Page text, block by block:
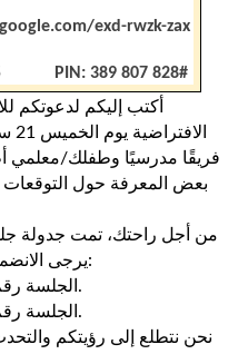
exd-rwzk-zax
PIN: ‪389 807 828‬#
أكتب إليكم لدعوتكم
من أجل راحتك، تمت جدولة
يرجى الانضمام إلى الجلسة الأكثر ملاءمة لك:
الجلسة رقم 1- 5:00 مساءً إلى 5:45 مساءً.
الجلسة رقم 2- 6:00 مساءً إلى 6:45 مساءً.
نحن نتطلع إلى رؤيتكم